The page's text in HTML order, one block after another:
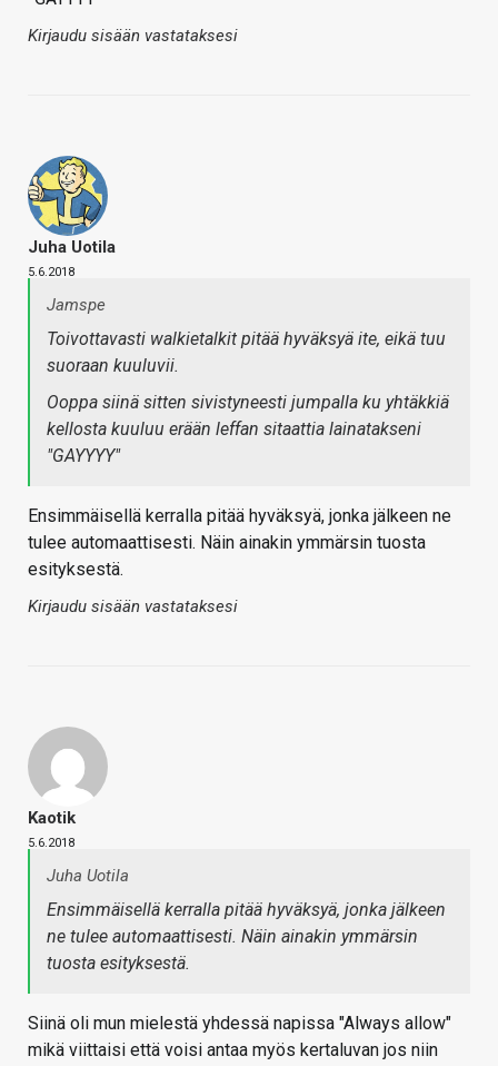
Kirjaudu sisään vastataksesi
Juha Uotila
5.6.2018
Jamspe
Toivottavasti walkietalkit pitää hyväksyä ite, eikä tuu
suoraan kuuluvii.
Ooppa siinä sitten sivistyneesti jumpalla ku yhtäkkiä
kellosta kuuluu erään leffan sitaattia lainatakseni
"GAYYYY"
Ensimmäisellä kerralla pitää hyväksyä, jonka jälkeen ne
tulee automaattisesti. Näin ainakin ymmärsin tuosta
esityksestä.
Kirjaudu sisään vastataksesi
Kaotik
5.6.2018
Juha Uotila
Ensimmäisellä kerralla pitää hyväksyä, jonka jälkeen
ne tulee automaattisesti. Näin ainakin ymmärsin
tuosta esityksestä.
Siinä oli mun mielestä yhdessä napissa "Always allow"
mikä viittaisi että voisi antaa myös kertaluvan jos niin